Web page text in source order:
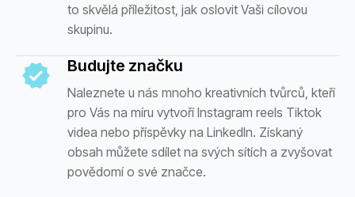
to skvělá příležitost, jak oslovit Vaši cílovou
skupinu.
Budujte značku
Naleznete u nás mnoho kreativních tvůrců, kteří
pro Vás na míru vytvoří Instagram reels Tiktok
videa nebo příspěvky na LinkedIn. Získaný
obsah můžete sdílet na svých sítích a zvyšovat
povědomí o své značce.